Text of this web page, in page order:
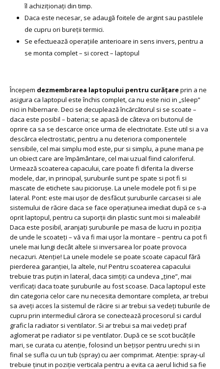
îl achiziționați din timp.
Daca este necesar, se adaugă foitele de argint sau pastilele
de cupru ori bureții termici.
Se efectuează operațiile anterioare in sens invers, pentru a
se monta complet – si corect – laptopul
Începem dezmembrarea laptopului pentru curățareprin a ne
asigura ca laptopul este închis complet, ca nu este nici in „sleep”
nici in hibernare. Deci se decuplează încărcătorul si se scoate –
daca este posibil – bateria; se apasă de câteva ori butonul de
oprire ca sa se descarce orice urma de electricitate. Este util si a va
descărca electrostatic, pentru a nu deteriora componentele
sensibile, cel mai simplu mod este, pur si simplu, a pune mana pe
un obiect care are împământare, cel mai uzual fiind caloriferul.
Urmează scoaterea capacului, care poate fi diferita la diverse
modele, dar, in principal, șuruburile sunt pe spate si pot fi si
mascate de etichete sau piciorușe. La unele modele pot fi si pe
lateral. Pont: este mai ușor de desfăcut șuruburile carcasei si ale
sistemului de răcire daca se face operațiunea imediat după ce s-a
oprit laptopul, pentru ca suporții din plastic sunt moi si maleabili!
Daca este posibil, aranjați șuruburile pe masa de lucru in poziția
de unde le scoateți – vă va fi mai ușor la montare – pentru ca pot fi
unele mai lungi decât altele si inversarea lor poate provoca
necazuri. Atenție! La unele modele se poate scoate capacul fără
pierderea garanției, la altele, nu! Pentru scoaterea capacului
trebuie tras puțin in lateral, daca simțiți ca undeva „ține”, mai
verificați daca toate șuruburile au fost scoase. Daca laptopul este
din categoria celor care nu necesita demontare completa, ar trebui
sa aveți acces la sistemul de răcire si ar trebui sa vedeți tuburile de
cupru prin intermediul cărora se conectează procesorul si cardul
grafic la radiator si ventilator. Si ar trebui sa mai vedeți praf
aglomerat pe radiator si pe ventilator. După ce se scot bucățile
mari, se curata cu atenție, folosind un bețișor pentru urechi si in
final se sufla cu un tub (spray) cu aer comprimat. Atenție: spray-ul
trebuie ținut in poziție verticala pentru a evita ca aerul lichid sa fie